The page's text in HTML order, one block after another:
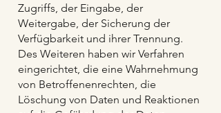
Zugriffs, der Eingabe, der
Weitergabe, der Sicherung der
Verfügbarkeit und ihrer Trennung.
Des Weiteren haben wir Verfahren
eingerichtet, die eine Wahrnehmung
von Betroffenenrechten, die
Löschung von Daten und Reaktionen